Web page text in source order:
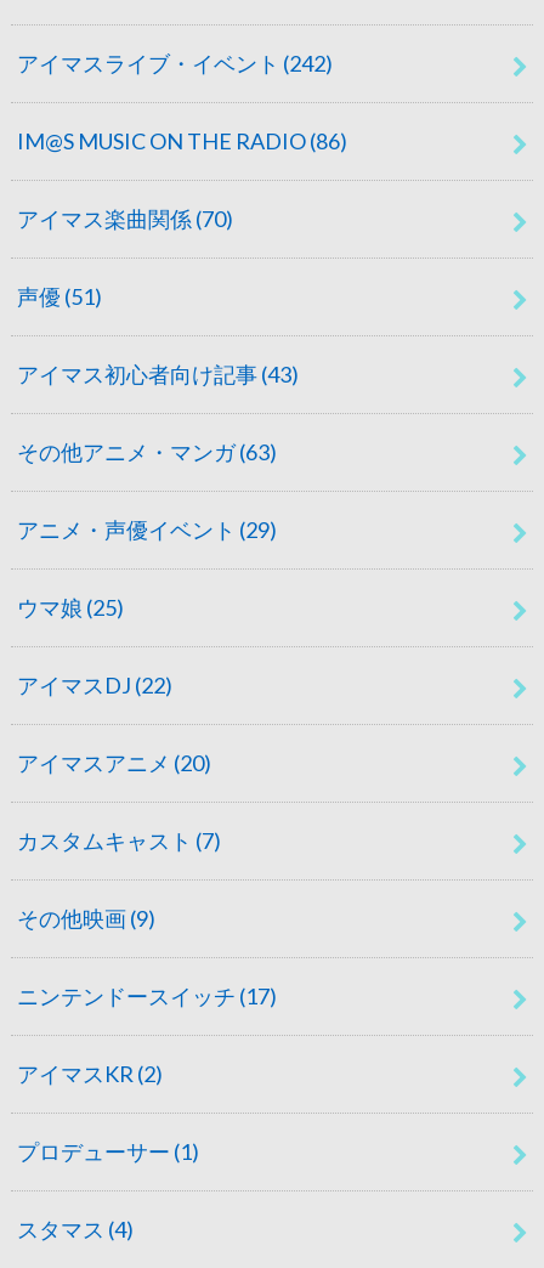
アイマスライブ・イベント (242)
IM@S MUSIC ON THE RADIO(86)
アイマス楽曲関係 (70)
声優 (51)
アイマス初心者向け記事(43)
その他アニメ・マンガ(63)
アニメ・声優イベント (29)
ウマ娘 (25)
アイマスDJ (22)
アイマスアニメ (20)
カスタムキャスト (7)
その他映画(9)
ニンテンドースイッチ (17)
アイマスKR (2)
プロデューサー (1)
スタマス (4)